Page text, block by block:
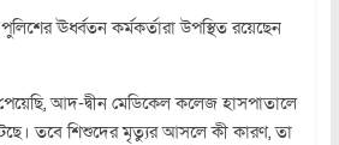
ঊর্ধ্বতন কর্মকর্তারা উপস্থিত রয়েছেন
আদ-দ্বীন মেডিকেল কলেজ হাসপাতালে
তবে শিশুদের মৃত্যুর আসলে কী কারণ, তা